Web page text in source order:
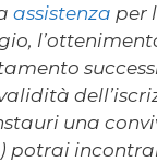
assistenza per
una
potrai